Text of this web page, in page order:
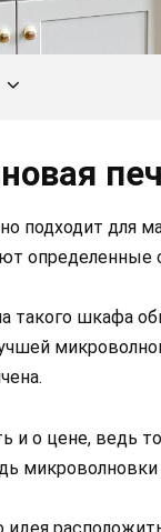
подходит для
определенные
такого шкафа
и о цене, ведь